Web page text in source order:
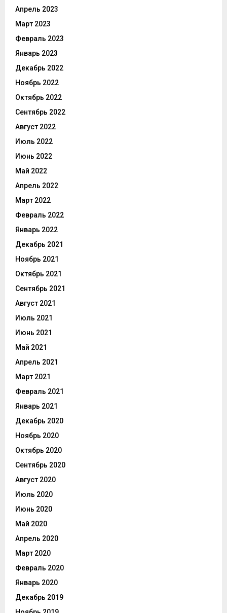
Апрель 2023
Март 2023
Февраль 2023
Январь 2023
Декабрь 2022
Ноябрь 2022
Октябрь 2022
Сентябрь 2022
Август 2022
Июль 2022
Июнь 2022
Май 2022
Апрель 2022
Март 2022
Февраль 2022
Январь 2022
Декабрь 2021
Ноябрь 2021
Октябрь 2021
Сентябрь 2021
Август 2021
Июль 2021
Июнь 2021
Май 2021
Апрель 2021
Март 2021
Февраль 2021
Январь 2021
Декабрь 2020
Ноябрь 2020
Октябрь 2020
Сентябрь 2020
Август 2020
Июль 2020
Июнь 2020
Май 2020
Апрель 2020
Март 2020
Февраль 2020
Январь 2020
Декабрь 2019